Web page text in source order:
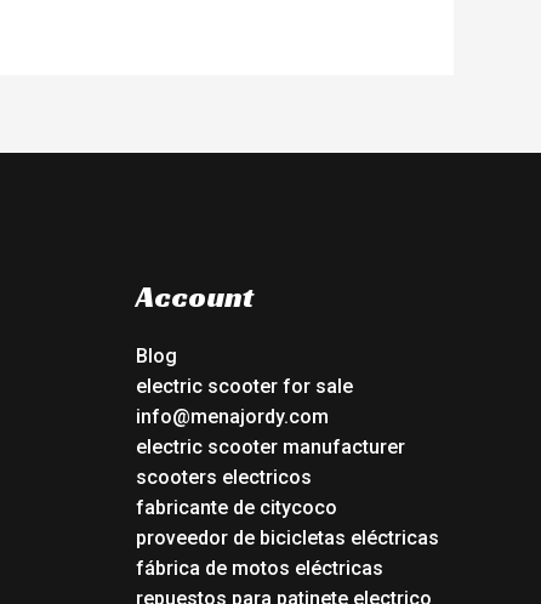
Account
Blog
electric scooter for sale
info@menajordy.com
electric scooter manufacturer
scooters electricos
fabricante de citycoco
proveedor de bicicletas eléctricas
fábrica de motos eléctricas
repuestos para patinete electrico